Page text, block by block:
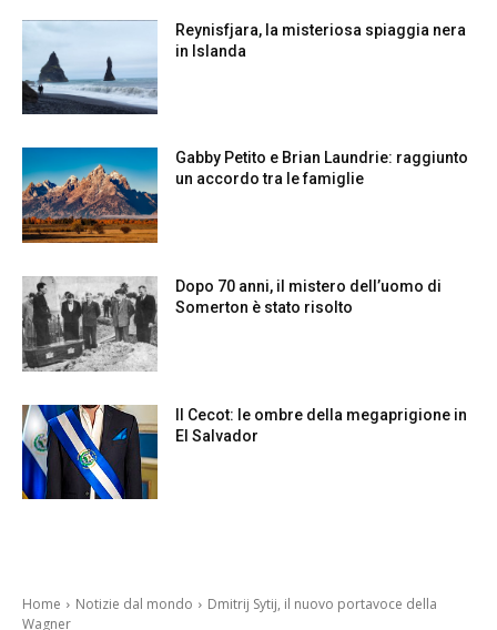
Reynisfjara, la misteriosa spiaggia nera
in Islanda
Gabby Petito e Brian Laundrie: raggiunto
un accordo tra le famiglie
Dopo 70 anni, il mistero dell’uomo di
Somerton è stato risolto
Il Cecot: le ombre della megaprigione in
El Salvador